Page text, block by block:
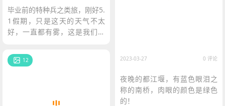
毕业前的特种兵之类旅，刚好5.
1假期，只是这天的天气不太
好，一直都有雾，这是我们的
柳，邱两名同学
2023-03-27 0 评论
夜晚的都江堰，有蓝色眼泪之
称的南桥，肉眼的颜色是绿色
的！
12